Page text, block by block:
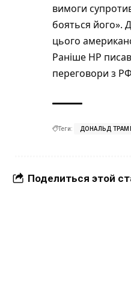
вимоги
бояться його».
цього
Раніше НР
переговори з РФ
Теги: ДОНАЛЬД ТРАМП
Поделиться этой